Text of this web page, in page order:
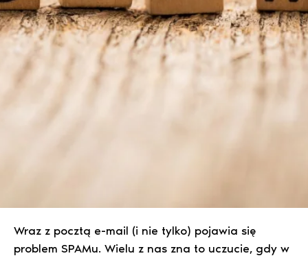
Wraz z pocztą e-mail (i nie tylko) pojawia się
problem SPAMu. Wielu z nas zna to uczucie, gdy w